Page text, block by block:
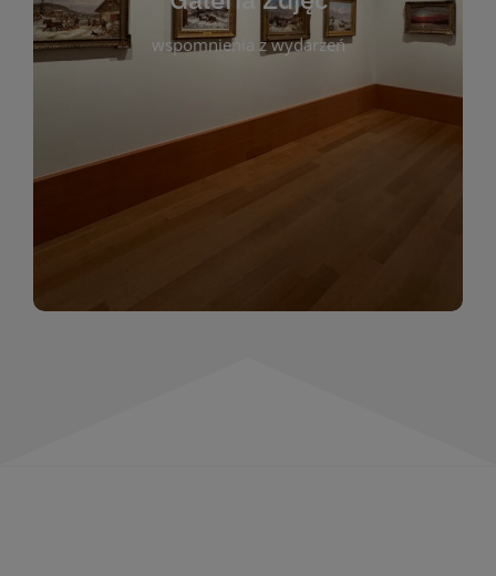
wspomnienia z wydarzeń
uroczyste chwile, jak i codzienne aktywności
czytelników. Regularnie dodajemy nowe galerie,
by każdy mógł powrócić do wyjątkowych
momentów. Zapraszamy do obejrzenia,
wspominania i inspirowania się!